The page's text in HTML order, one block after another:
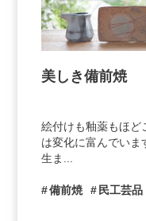
美しき備前焼
絵付けも釉薬もほど
は変化に富んでいま
生ま...
備前焼
民工芸品